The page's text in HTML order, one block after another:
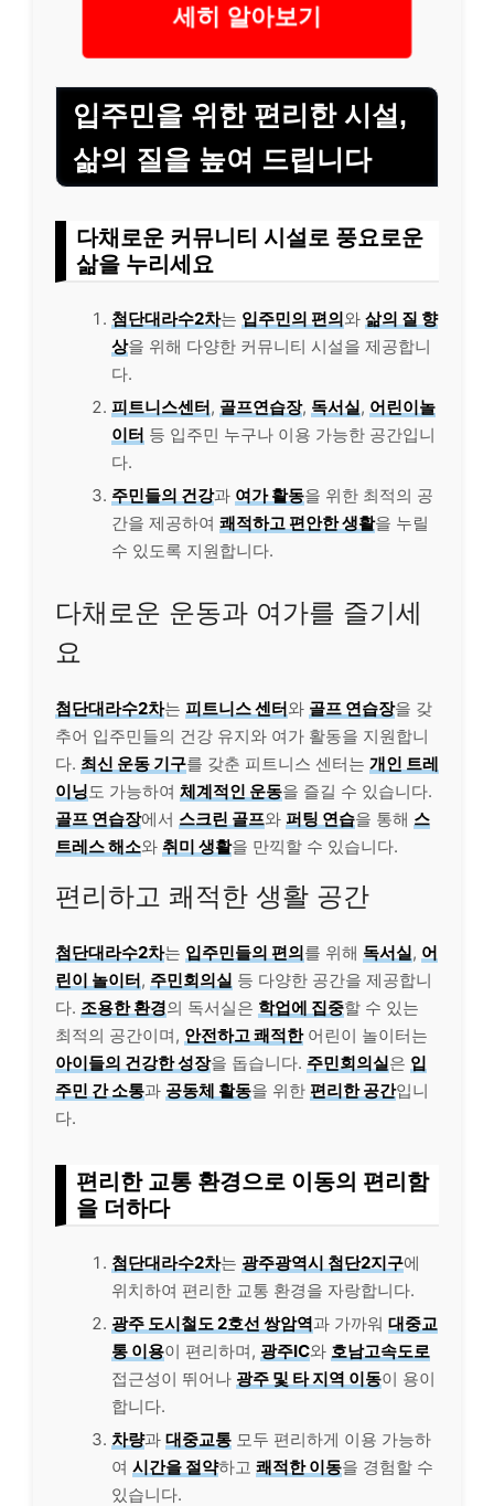
세히 알아보기
입주민을 위한 편리한 시설,
삶의 질을 높여 드립니다
다채로운 커뮤니티 시설로 풍요로운
삶을 누리세요
첨단대라수2차는 입주민의 편의와 삶의 질 향
상을 위해 다양한 커뮤니티 시설을 제공합니
다.
피트니스센터, 골프연습장, 독서실, 어린이놀
이터 등 입주민 누구나 이용 가능한 공간입니
다.
주민들의 건강과 여가 활동을 위한 최적의 공
간을 제공하여 쾌적하고 편안한 생활을 누릴
수 있도록 지원합니다.
다채로운 운동과 여가를 즐기세
요
첨단대라수2차는 피트니스 센터와 골프 연습장을 갖
추어 입주민들의 건강 유지와 여가 활동을 지원합니
다. 최신 운동 기구를 갖춘 피트니스 센터는 개인 트레
이닝도 가능하여 체계적인 운동을 즐길 수 있습니다.
골프 연습장에서 스크린 골프와 퍼팅 연습을 통해 스
트레스 해소와 취미 생활을 만끽할 수 있습니다.
편리하고 쾌적한 생활 공간
첨단대라수2차는 입주민들의 편의를 위해 독서실, 어
린이 놀이터, 주민회의실 등 다양한 공간을 제공합니
다. 조용한 환경의 독서실은 학업에 집중할 수 있는
최적의 공간이며, 안전하고 쾌적한어린이 놀이터는
아이들의 건강한 성장을 돕습니다. 주민회의실은 입
주민 간 소통과 공동체 활동을 위한 편리한 공간입니
다.
편리한 교통 환경으로 이동의 편리함
을 더하다
첨단대라수2차는 광주광역시 첨단2지구에
위치하여 편리한 교통 환경을 자랑합니다.
광주 도시철도 2호선 쌍암역과 가까워 대중교
통 이용이 편리하며, 광주IC와 호남고속도로
접근성이 뛰어나 광주 및 타 지역 이동이 용이
합니다.
차량과 대중교통 모두 편리하게 이용 가능하
여 시간을 절약하고 쾌적한 이동을 경험할 수
있습니다.